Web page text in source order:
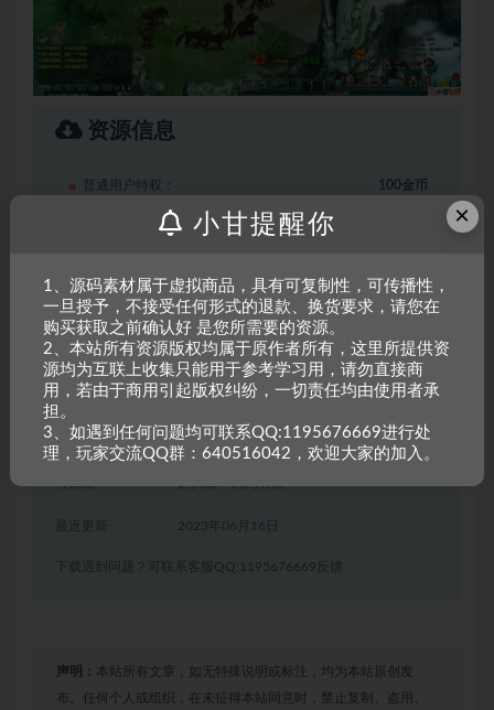
资源信息
普通用户特权： 100金币
会员用户特权：
登录后下载
联系我们
其他信息
2023年06月16日
下载遇到问题？可联系客服QQ:1195676669反馈
声明： 本站所有文章，如无特殊说明或标注，均为本站原创发
布。任何个人或组织，在未征得本站同意时，禁止复制、盗用、
×
小甘提醒你
1、源码素材属于虚拟商品，具有可复制性，可传播性，
一旦授予，不接受任何形式的退款、换货要求，请您在
购买获取之前确认好 是您所需要的资源。
2、本站所有资源版权均属于原作者所有，这里所提供资
源均为互联上收集只能用于参考学习用，请勿直接商
用，若由于商用引起版权纠纷，一切责任均由使用者承
担。
3、如遇到任何问题均可联系QQ:1195676669进行处
理，玩家交流QQ群：640516042，欢迎大家的加入。